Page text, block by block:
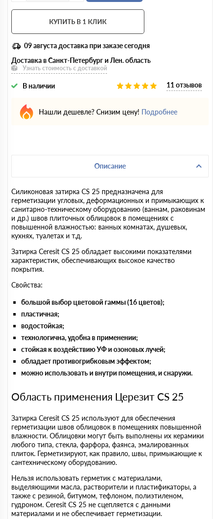
КУПИТЬ В 1 КЛИК
09 августа доставка при заказе сегодня
Доставка в Санкт-Петербург и Лен. область
Узнать стоимость с доставкой
В наличии 11 отзывов
Нашли дешевле? Снизим цену! Подробнее
Описание
Силиконовая затирка CS 25 предназначена для
герметизации угловых, деформационных и примыкающих к
санитарно-техническому оборудованию (ваннам, раковинам
и др.) швов плиточных облицовок в помещениях с
повышенной влажностью: ванных комнатах, душевых,
кухнях, туалетах и т.д.
Затирка Ceresit CS 25 обладает высокими показателями
характеристик, обеспечивающих высокое качество
покрытия.
Свойства:
большой выбор цветовой гаммы (16 цветов);
пластичная;
водостойкая;
технологична, удобна в применении;
стойкая к воздействию УФ и озоновых лучей;
обладает противогрибковым эффектом;
можно использовать и внутри помещения, и снаружи.
Область применения Церезит CS 25
Затирка Ceresit CS 25 используют для обеспечения
герметизации швов облицовок в помещениях повышенной
влажности. Облицовки могут быть выполнены их керамики
любого типа, стекла, фарфора, фаянса, эмалированных
плиток. Герметизируют, как правило, швы, примыкающие к
сантехническому оборудованию.
Нельзя использовать герметик с материалами,
выделяющими масла, растворители и пластификаторы, а
также с резиной, битумом, тефлоном, полиэтиленом,
гудроном. Ceresit CS 25 не сцепляется с данными
материалами и не обеспечивает герметизации.